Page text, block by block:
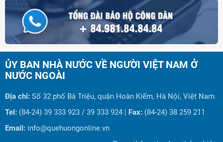
ỦY BAN NHÀ NƯỚC VỀ NGƯỜI VIỆT NAM Ở
NƯỚC NGOÀI
Địa chỉ: Số 32 phố Bà Triệu, quận Hoàn Kiếm, Hà Nội, Việt Nam
Tel: (84-24) 39 333 923 / 39 333 924 | Fax: (84-24) 38 259 211
Email: info@quehuongonline.vn